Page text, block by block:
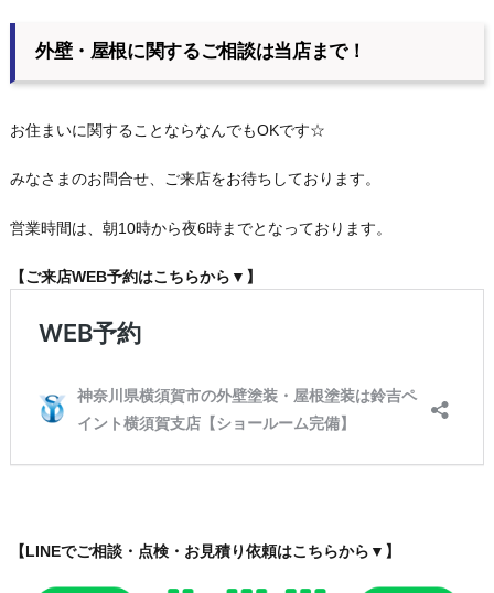
外壁・屋根に関するご相談は当店まで！
お住まいに関することならなんでもOKです☆
みなさまのお問合せ、ご来店をお待ちしております。
営業時間は、朝10時から夜6時までとなっております。
【ご来店WEB予約はこちらから▼】
【LINEでご相談・点検・お見積り依頼はこちらから▼】